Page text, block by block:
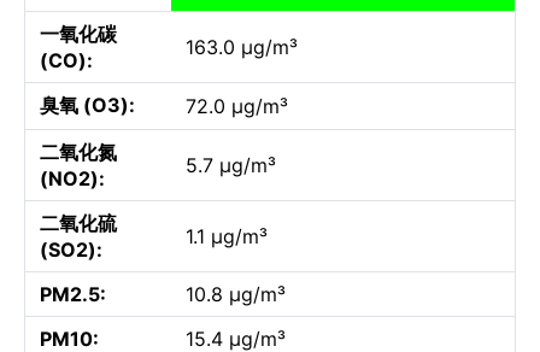
一氧化碳
(CO):
163.0 µg/m³
臭氧 (O3):
72.0 µg/m³
二氧化氮
(NO2):
5.7 µg/m³
二氧化硫
(SO2):
1.1 µg/m³
PM2.5:
10.8 µg/m³
PM10:
15.4 µg/m³